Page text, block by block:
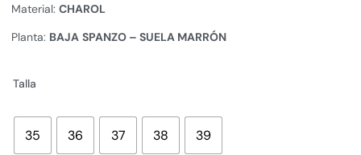
Material: CHAROL
Planta: BAJA SPANZO – SUELA MARRÓN
Talla
35 36 37 38 39